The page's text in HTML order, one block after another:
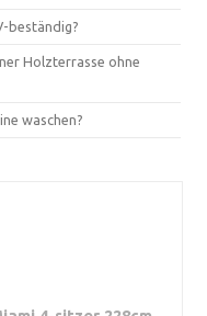
beständig?
Holzterrasse ohne
waschen?